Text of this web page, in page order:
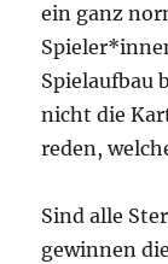
ein ganz
Spielaufbau
nicht die
reden,
Sind alle
gewinnen